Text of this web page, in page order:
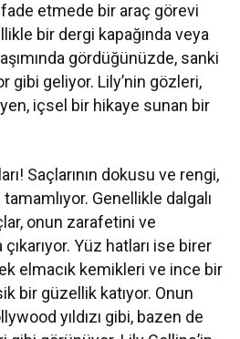
etmede bir araç görevi
bir dergi kapağında veya
gördüğünüzde, sanki
gibi geliyor. Lily’nin gözleri,
içsel bir hikaye sunan bir
Saçlarının dokusu ve rengi,
Genellikle dalgalı
onun zarafetini ve
Yüz hatları ise birer
elmacık kemikleri ve ince bir
bir güzellik katıyor. Onun
yıldızı gibi, bazen de